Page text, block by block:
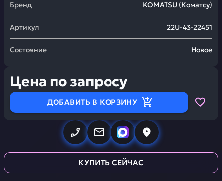
Бренд KOMATSU (Коматсу)
Артикул 22U-43-22451
Состояние Новое
Цена по запросу
ДОБАВИТЬ В КОРЗИНУ
КУПИТЬ СЕЙЧАС